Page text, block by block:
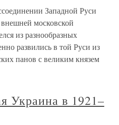
Западной Руси
московской
из разнообразных
развились в той Руси из
панов с великим князем
Украина в 1921–